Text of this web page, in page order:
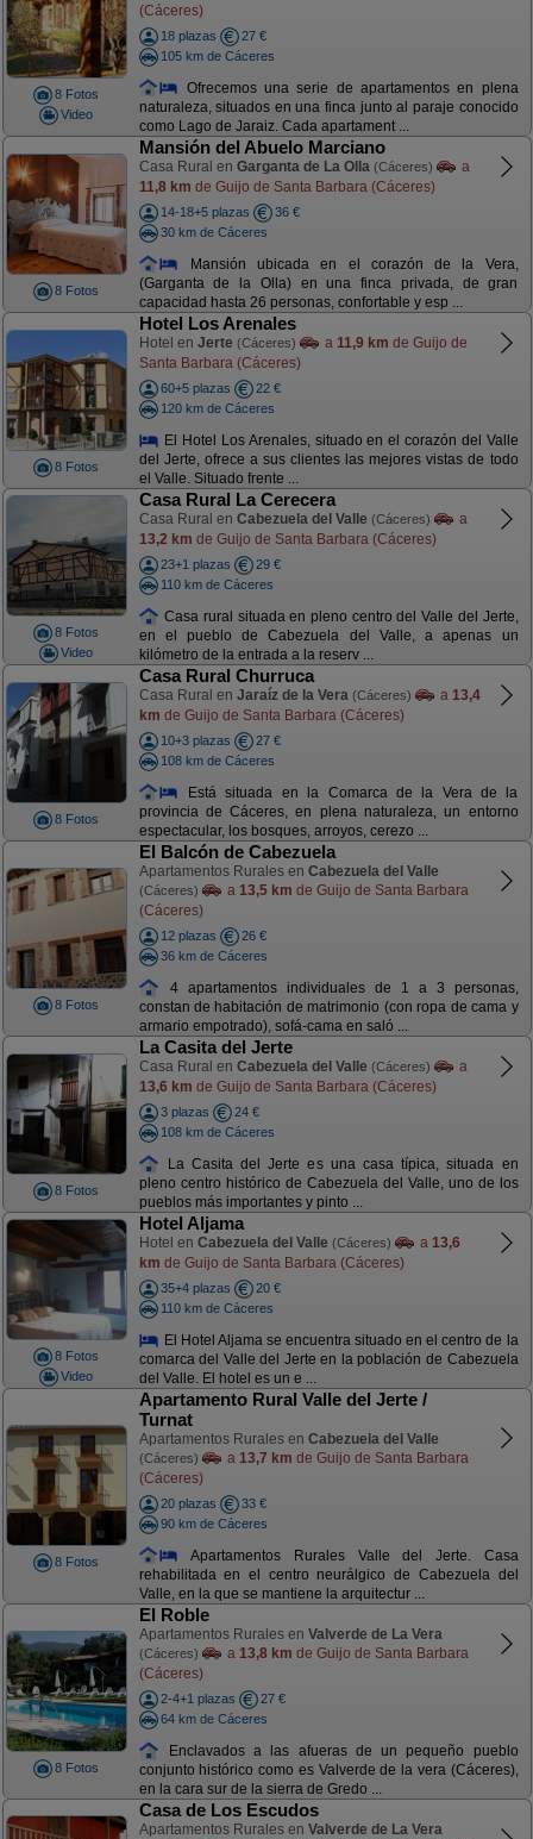
8 Fotos
Video
(Cáceres)
18 plazas
27 €
105 km de Cáceres
Ofrecemos una serie de apartamentos en plena
naturaleza, situados en una finca junto al paraje conocido
como Lago de Jaraiz. Cada apartament ...
8 Fotos
Mansión del Abuelo Marciano
Casa Rural en Garganta de La Olla (Cáceres)
a
11,8 km de Guijo de Santa Barbara (Cáceres)
14-18+5 plazas
36 €
30 km de Cáceres
Mansión ubicada en el corazón de la Vera,
(Garganta de la Olla) en una finca privada, de gran
capacidad hasta 26 personas, confortable y esp ...
8 Fotos
Hotel Los Arenales
Hotel en Jerte (Cáceres) a 11,9 km de Guijo de
Santa Barbara (Cáceres)
60+5 plazas
22 €
120 km de Cáceres
El Hotel Los Arenales, situado en el corazón del Valle
del Jerte, ofrece a sus clientes las mejores vistas de todo
el Valle. Situado frente ...
8 Fotos
Video
Casa Rural La Cerecera
Casa Rural en Cabezuela del Valle (Cáceres)
a
13,2 km de Guijo de Santa Barbara (Cáceres)
23+1 plazas
29 €
110 km de Cáceres
Casa rural situada en pleno centro del Valle del Jerte,
en el pueblo de Cabezuela del Valle, a apenas un
kilómetro de la entrada a la reserv ...
8 Fotos
Casa Rural Churruca
Casa Rural en Jaraíz de la Vera (Cáceres) a 13,4
km de Guijo de Santa Barbara (Cáceres)
10+3 plazas
27 €
108 km de Cáceres
Está situada en la Comarca de la Vera de la
provincia de Cáceres, en plena naturaleza, un entorno
espectacular, los bosques, arroyos, cerezo ...
8 Fotos
El Balcón de Cabezuela
Apartamentos Rurales en Cabezuela del Valle
(Cáceres) a 13,5 km de Guijo de Santa Barbara
(Cáceres)
12 plazas
26 €
36 km de Cáceres
4 apartamentos individuales de 1 a 3 personas,
constan de habitación de matrimonio (con ropa de cama y
armario empotrado), sofá-cama en saló ...
8 Fotos
La Casita del Jerte
Casa Rural en Cabezuela del Valle (Cáceres)
a
13,6 km de Guijo de Santa Barbara (Cáceres)
3 plazas
24 €
108 km de Cáceres
La Casita del Jerte es una casa típica, situada en
pleno centro histórico de Cabezuela del Valle, uno de los
pueblos más importantes y pinto ...
8 Fotos
Video
Hotel Aljama
Hotel en Cabezuela del Valle (Cáceres) a 13,6
km de Guijo de Santa Barbara (Cáceres)
35+4 plazas
20 €
110 km de Cáceres
El Hotel Aljama se encuentra situado en el centro de la
comarca del Valle del Jerte en la población de Cabezuela
del Valle. El hotel es un e ...
8 Fotos
Apartamento Rural Valle del Jerte /
Turnat
Apartamentos Rurales en Cabezuela del Valle
(Cáceres) a 13,7 km de Guijo de Santa Barbara
(Cáceres)
20 plazas
33 €
90 km de Cáceres
Apartamentos Rurales Valle del Jerte. Casa
rehabilitada en el centro neurálgico de Cabezuela del
Valle, en la que se mantiene la arquitectur ...
8 Fotos
El Roble
Apartamentos Rurales en Valverde de La Vera
(Cáceres) a 13,8 km de Guijo de Santa Barbara
(Cáceres)
2-4+1 plazas
27 €
64 km de Cáceres
Enclavados a las afueras de un pequeño pueblo
conjunto histórico como es Valverde de la vera (Cáceres),
en la cara sur de la sierra de Gredo ...
Casa de Los Escudos
Apartamentos Rurales en Valverde de La Vera